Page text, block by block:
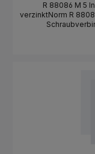
R 88086 M 5
verzinktNorm R
Innen- /